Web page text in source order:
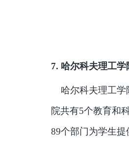
7. 哈尔科夫理工学
哈尔科夫理工学
院共有5个教育和
89个部门为学生